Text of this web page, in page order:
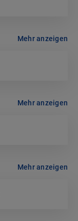
Mehr anzeigen
Mehr anzeigen
Mehr anzeigen